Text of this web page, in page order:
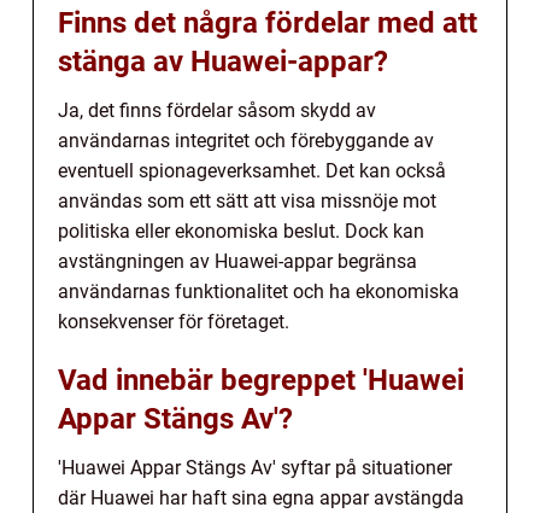
Finns det några fördelar med att
stänga av Huawei-appar?
Ja, det finns fördelar såsom skydd av
användarnas integritet och förebyggande av
eventuell spionageverksamhet. Det kan också
användas som ett sätt att visa missnöje mot
politiska eller ekonomiska beslut. Dock kan
avstängningen av Huawei-appar begränsa
användarnas funktionalitet och ha ekonomiska
konsekvenser för företaget.
Vad innebär begreppet 'Huawei
Appar Stängs Av'?
'Huawei Appar Stängs Av' syftar på situationer
där Huawei har haft sina egna appar avstängda